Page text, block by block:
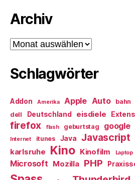
Archiv
Archiv
Schlagwörter
Addon Amerika Apple Auto bahn
dell Deutschland eisdiele
firefox flash geburtstag google
Internet itunes Java Javascript
karlsruhe Kino Kinofilm Laptop
Microsoft Mozilla PHP